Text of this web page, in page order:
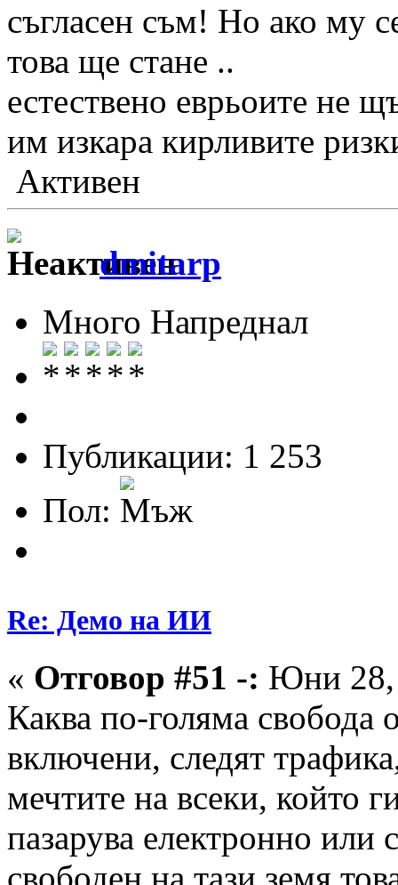
съгласен съм! Но ако му
това ще стане ..
естествено еврьоите не
им изкара кирливите
Активен
dmitarp
Много Напреднал
Публикации: 1 253
Пол:
Re: Демо на ИИ
« Отговор #51 -: Юни 28,
Каква по-голяма свобода
включени, следят
мечтите на всеки, който
пазарува електронно или
свободен на тази земя